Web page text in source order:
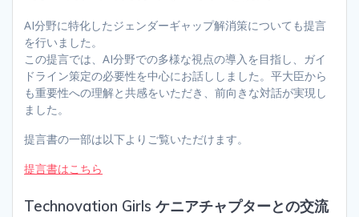
AI分野に特化したジェンダーギャップ解消策についても提言
を行いました。
この提言では、AI分野での多様な視点の導入を目指し、ガイ
ドライン策定の必要性を中心にお話ししました。平大臣から
も重要性への理解と共感をいただき、前向きな対話が実現し
ました。
提言書の一部は以下よりご覧いただけます。
提言書はこちら
Technovation Girls ケニアチャプターとの交流